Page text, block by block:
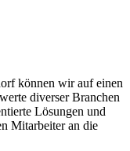
können wir auf einen
diverser Branchen
Lösungen und
Mitarbeiter an die